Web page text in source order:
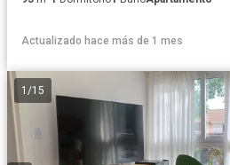
Actualizado hace más de 1 mes
1 /15